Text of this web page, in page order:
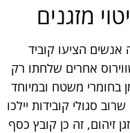
קוביד-19, הרבה אנשים הציעו קוביד
אחרים שלחתו רק
בחומרי משטח ובמיוחד
סגולי קובידות יילכו
זיהום, זה כן קובץ כסף